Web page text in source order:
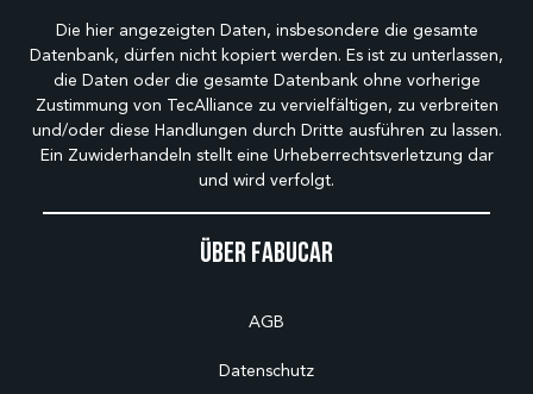
Über Fabucar
AGB
Datenschutz
Die hier angezeigten Daten, insbesondere die gesamte
Datenbank, dürfen nicht kopiert werden. Es ist zu unterlassen,
die Daten oder die gesamte Datenbank ohne vorherige
Zustimmung von TecAlliance zu vervielfältigen, zu verbreiten
und/oder diese Handlungen durch Dritte ausführen zu lassen.
Ein Zuwiderhandeln stellt eine Urheberrechtsverletzung dar
und wird verfolgt.